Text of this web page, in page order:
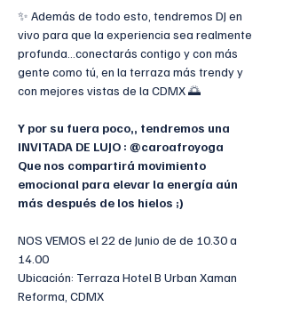
✨ Además de todo esto, tendremos DJ en
vivo para que la experiencia sea realmente
profunda…conectarás contigo y con más
gente como tú, en la terraza más trendy y
con mejores vistas de la CDMX 🌅
Y por su fuera poco,, tendremos una
INVITADA DE LUJO : @caroafroyoga
Que nos compartirá movimiento
emocional para elevar la energía aún
más después de los hielos ;)
NOS VEMOS el 22 de Junio de de 10.30 a
14.00
Ubicación: Terraza Hotel B Urban Xaman
Reforma, CDMX